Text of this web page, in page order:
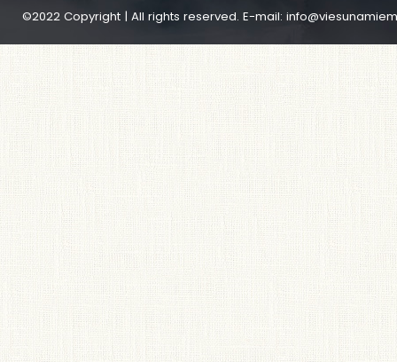
©2022 Copyright | All rights reserved. E-mail: